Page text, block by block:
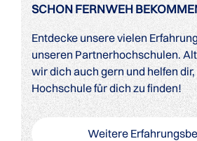
SCHON FERNWEH
Entdecke unsere vielen
unseren Partnerhochschulen.
wir dich auch gern und helfen
Hochschule für dich zu finden!
Weitere